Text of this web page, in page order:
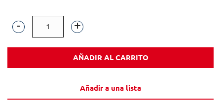
SCHWEPPES
TONICA
AÑADIR AL CARRITO
Añadir a una lista